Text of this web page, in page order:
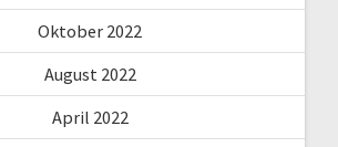
Oktober 2022
August 2022
April 2022